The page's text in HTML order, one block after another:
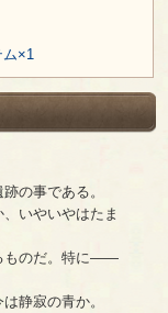
×1
の事である。
いやいやはたま
ものだ。特に――
静寂の青か。